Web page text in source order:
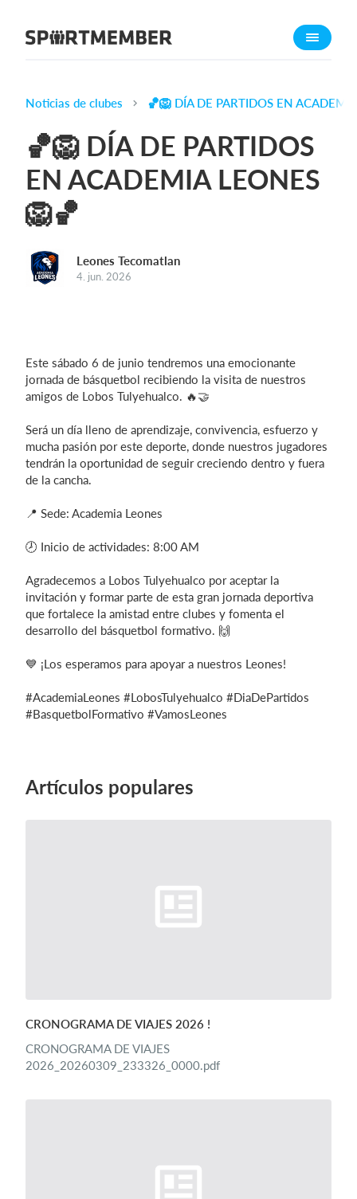
Acerca de SportMember
Funciones
Calendario
Gestión de pagos
App móvil
Tienda Online
Noticias de clubes 🏀🦁 DÍA DE PARTIDOS EN
🏀🦁 DÍA DE PARTIDOS
EN ACADEMIA LEONES
🦁🏀
Leones Tecomatlan
4. jun. 2026
Este sábado 6 de junio tendremos una emocionante
jornada de básquetbol recibiendo la visita de nuestros
amigos de Lobos Tulyehualco. 🔥🤝
Será un día lleno de aprendizaje, convivencia, esfuerzo y
mucha pasión por este deporte, donde nuestros jugadores
tendrán la oportunidad de seguir creciendo dentro y fuera
de la cancha.
📍 Sede: Academia Leones
🕗 Inicio de actividades: 8:00 AM
Agradecemos a Lobos Tulyehualco por aceptar la
invitación y formar parte de esta gran jornada deportiva
que fortalece la amistad entre clubes y fomenta el
desarrollo del básquetbol formativo. 🙌
💙 ¡Los esperamos para apoyar a nuestros Leones!
#AcademiaLeones #LobosTulyehualco #DiaDePartidos
#BasquetbolFormativo #VamosLeones
Artículos populares
CRONOGRAMA DE VIAJES 2026 !
CRONOGRAMA DE VIAJES
2026_20260309_233326_0000.pdf